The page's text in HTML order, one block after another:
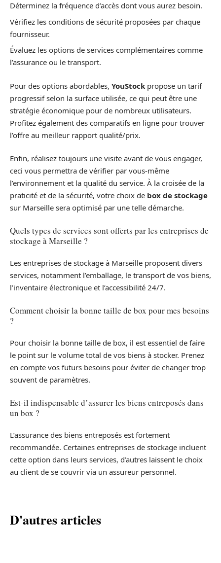
Déterminez la fréquence d’accès dont vous aurez besoin.
Vérifiez les conditions de sécurité proposées par chaque
fournisseur.
Évaluez les options de services complémentaires comme
l’assurance ou le transport.
Pour des options abordables, YouStock propose un tarif
progressif selon la surface utilisée, ce qui peut être une
stratégie économique pour de nombreux utilisateurs.
Profitez également des comparatifs en ligne pour trouver
l’offre au meilleur rapport qualité/prix.
Enfin, réalisez toujours une visite avant de vous engager,
ceci vous permettra de vérifier par vous-même
l’environnement et la qualité du service. À la croisée de la
praticité et de la sécurité, votre choix de box de stockage
sur Marseille sera optimisé par une telle démarche.
Quels types de services sont offerts par les entreprises de
stockage à Marseille ?
Les entreprises de stockage à Marseille proposent divers
services, notamment l’emballage, le transport de vos biens,
l’inventaire électronique et l’accessibilité 24/7.
Comment choisir la bonne taille de box pour mes besoins
?
Pour choisir la bonne taille de box, il est essentiel de faire
le point sur le volume total de vos biens à stocker. Prenez
en compte vos futurs besoins pour éviter de changer trop
souvent de paramètres.
Est-il indispensable d’assurer les biens entreposés dans
un box ?
L’assurance des biens entreposés est fortement
recommandée. Certaines entreprises de stockage incluent
cette option dans leurs services, d’autres laissent le choix
au client de se couvrir via un assureur personnel.
D'autres articles